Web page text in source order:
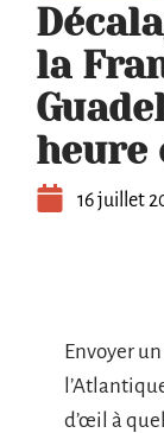
la
heure
16 juillet
Envoyer
d’œil à